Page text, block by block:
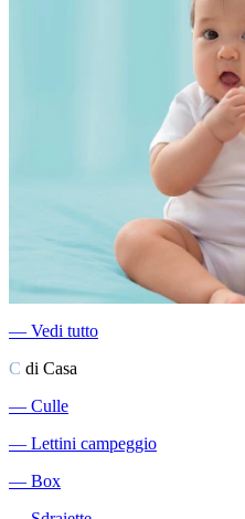
― Vedi tutto
C di Casa
― Culle
― Lettini campeggio
― Box